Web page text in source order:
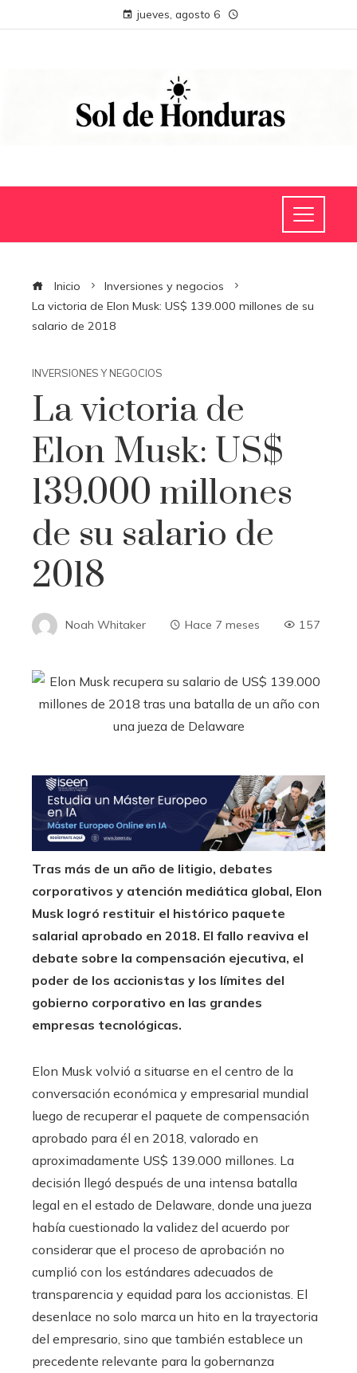
jueves, agosto 6
Inicio
Inversiones y negocios
La victoria de Elon Musk: US$ 139.000 millones de su
salario de 2018
INVERSIONES Y NEGOCIOS
La victoria de
Elon Musk: US$
139.000 millones
de su salario de
2018
Noah Whitaker Hace 7 meses 157
Tras más de un año de litigio, debates
corporativos y atención mediática global, Elon
Musk logró restituir el histórico paquete
salarial aprobado en 2018. El fallo reaviva el
debate sobre la compensación ejecutiva, el
poder de los accionistas y los límites del
gobierno corporativo en las grandes
empresas tecnológicas.
Elon Musk volvió a situarse en el centro de la
conversación económica y empresarial mundial
luego de recuperar el paquete de compensación
aprobado para él en 2018, valorado en
aproximadamente US$ 139.000 millones. La
decisión llegó después de una intensa batalla
legal en el estado de Delaware, donde una jueza
había cuestionado la validez del acuerdo por
considerar que el proceso de aprobación no
cumplió con los estándares adecuados de
transparencia y equidad para los accionistas. El
desenlace no solo marca un hito en la trayectoria
del empresario, sino que también establece un
precedente relevante para la gobernanza